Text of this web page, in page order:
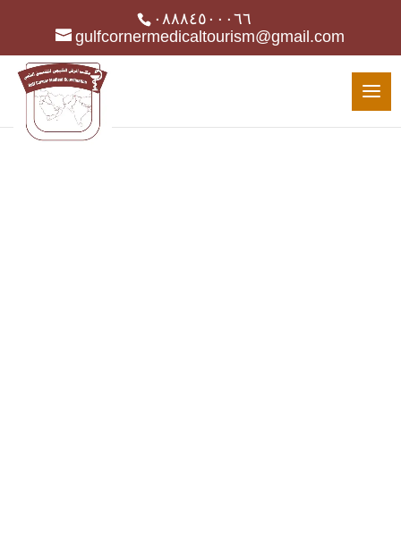
٠٨٨٨٤٥٠٠٠٦٦
gulfcornermedicaltourism@gmail.com